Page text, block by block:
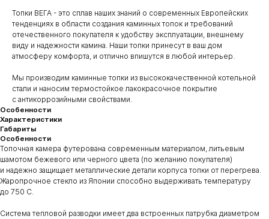
Топки ВЕГА - это сплав наших знаний о современных Европейских
тенденциях в области создания каминных топок и требований
отечественного покупателя к удобству эксплуатации, внешнему
виду и надежности камина. Наши топки принесут в ваш дом
атмосферу комфорта, и отлично впишутся в любой интерьер.
Мы производим каминные топки из высококачественной котельной
стали и наносим термостойкое лакокрасочное покрытие
с антикоррозийными свойствами.
Особенности
Характеристики
Габариты
Особенности
Топочная камера футерована современным материалом, литьевым
шамотом бежевого или черного цвета (по желанию покупателя)
и надежно защищает металлические детали корпуса топки от перегрева.
Жаропрочное стекло из Японии способно выдерживать температуру
до 750 С.
Система тепловой разводки имеет два встроенных патрубка диаметром